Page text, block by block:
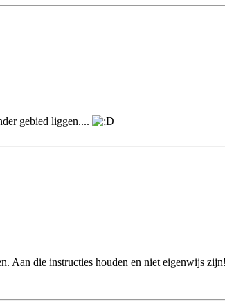
gebied liggen....
Aan die instructies houden en niet eigenwijs